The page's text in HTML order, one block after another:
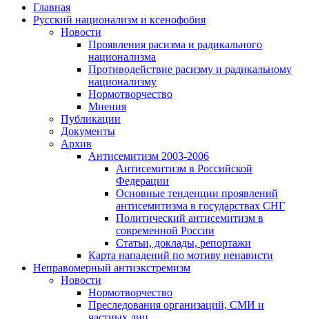
Главная
Русский национализм и ксенофобия
Новости
Проявления расизма и радикального
национализма
Противодействие расизму и радикальному
национализму
Нормотворчество
Мнения
Публикации
Документы
Архив
Антисемитизм 2003-2006
Антисемитизм в Российской
Федерации
Основные тенденции проявлений
антисемитизма в государствах СНГ
Политический антисемитизм в
современной России
Статьи, доклады, репортажи
Карта нападений по мотиву ненависти
Неправомерный антиэкстремизм
Новости
Нормотворчество
Преследования организаций, СМИ и